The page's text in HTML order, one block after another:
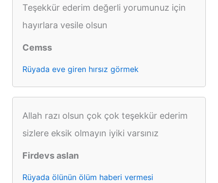
Teşekkür ederim değerli yorumunuz için
hayırlara vesile olsun
Cemss
Rüyada eve giren hırsız görmek
Allah razı olsun çok çok teşekkür ederim
sizlere eksik olmayın iyiki varsınız
Firdevs aslan
Rüyada ölünün ölüm haberi vermesi